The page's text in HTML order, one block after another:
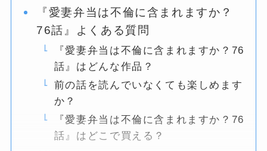
『愛妻弁当は不倫に含まれますか？
76話』よくある質問
『愛妻弁当は不倫に含まれますか？76
話』はどんな作品？
前の話を読んでいなくても楽しめます
か？
『愛妻弁当は不倫に含まれますか？76
話』はどこで買える？